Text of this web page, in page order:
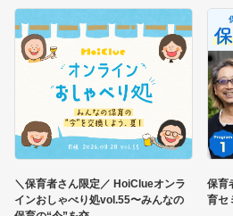
＼保育者さん限定／ HoiClueオンラ
インおしゃべり処vol.55〜みんなの
保育
育セ